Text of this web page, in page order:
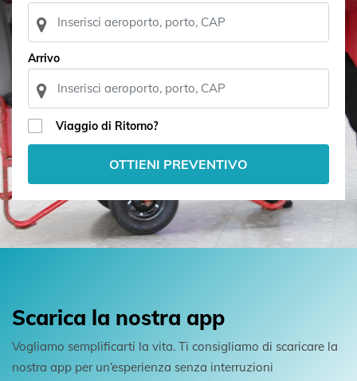
Arrivo
Viaggio di Ritorno?
OTTIENI PREVENTIVO
Scarica la nostra app
Vogliamo semplificarti la vita. Ti consigliamo di scaricare la
nostra app per un’esperienza senza interruzioni